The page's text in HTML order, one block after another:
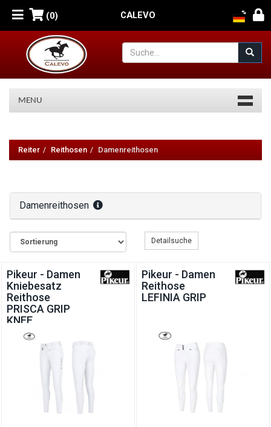
(0) CALEVO
MENU
Damenreithosen
Reiter Reithosen Damenreithosen
Damenreithosen
Detailsuche
Pikeur - Damen
Kniebesatz
Reithose
PRISCA GRIP
KNEE
Pikeur - Damen
Reithose
LEFINIA GRIP